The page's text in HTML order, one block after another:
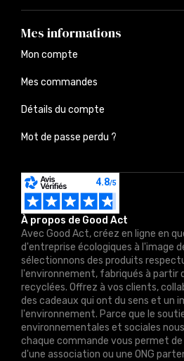
À propos de Good Act
Avec Good Act, créez en ligne en
d'entreprise écologiques à l'image
sélectionnons des produits
l'environnement, fabriqués à partir
recyclées. Offrez à vos clients,
des cadeaux qui ont du sens et un
l'environnement. Parce que le
environnementales et sociales
chaque commande vous permet
d'une association ou une ONG
Mes informations
Mon compte
Mes commandes
Détails du compte
Mot de passe perdu ?